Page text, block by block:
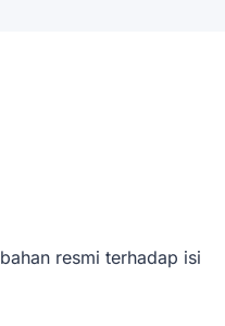
resmi terhadap isi